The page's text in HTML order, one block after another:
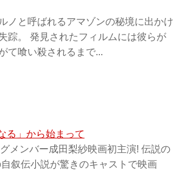
ノと呼ばれるアマゾンの秘境に出かけ
踪。 発見されたフィルムには彼らが
て喰い殺されるまで...
る」から始まって
メンバー成田梨紗映画初主演! 伝説の
叙伝小説が驚きのキャストで映画